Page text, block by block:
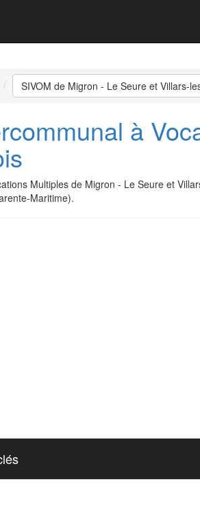
SIVOM de Migron - Le Seure et Villars-
à
Multiples de Migron - Le Seure et
Maritime).